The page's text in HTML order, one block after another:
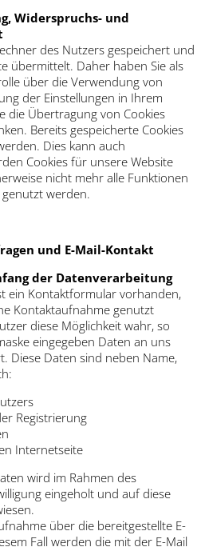
Widerspruchs- und
des Nutzers gespeichert und
übermittelt. Daher haben Sie als
über die Verwendung von
der Einstellungen in Ihrem
die Übertragung von Cookies
Bereits gespeicherte Cookies
Dies kann auch
Cookies für unsere Website
nicht mehr alle Funktionen
werden.
und E-Mail-Kontakt
der Datenverarbeitung
ein Kontaktformular vorhanden,
Kontaktaufnahme genutzt
diese Möglichkeit wahr, so
eingegeben Daten an uns
Diese Daten sind neben Name,
Registrierung
Internetseite
wird im Rahmen des
eingeholt und auf diese
über die bereitgestellte E-
Fall werden die mit der E-Mail